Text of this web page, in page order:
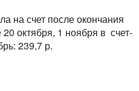
на счет после окончания
20 октября, 1 ноября в счет-
239,7 р.